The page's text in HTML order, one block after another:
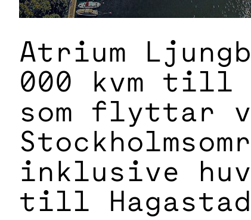
Atrium
000 kvm till
som flyttar
inklusive
till